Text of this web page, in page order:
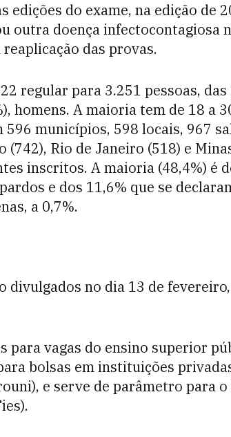
edições do exame, na edição de
outra doença infectocontagiosa
das provas.
regular para 3.251 pessoas,
homens. A maioria tem de 18 a
municípios, 598 locais, 967
(742), Rio de Janeiro (518) e
inscritos. A maioria (48,4%) é
e dos 11,6% que se
a 0,7%.
divulgados no dia 13 de
para vagas do ensino superior
bolsas em instituições
e serve de parâmetro para o